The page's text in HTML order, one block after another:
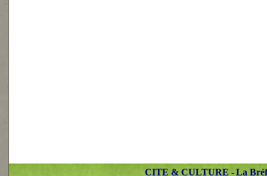
CITE & CULTURE -La